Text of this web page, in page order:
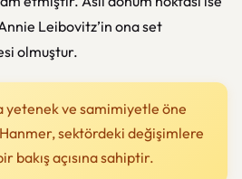
Leibovitz’in ona set
olmuştur.
yetenek ve samimiyetle öne
Hanmer, sektördeki değişimlere
bakış açısına sahiptir.